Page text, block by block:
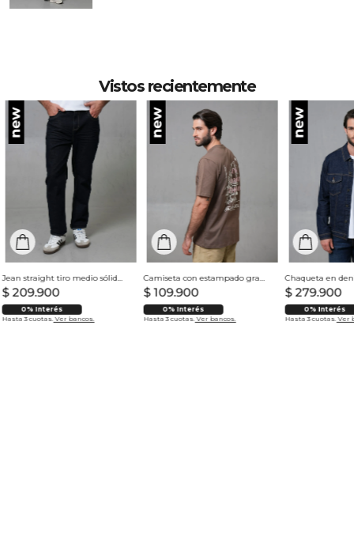
Vistos recientemente
Jean straight tiro medio sólido para hombre
$ 209.900
0% Interés
Hasta 3 cuotas. Ver bancos.
Camiseta con estampado grande en espalda para hombre
$ 109.900
0% Interés
Hasta 3 cuotas. Ver bancos.
$ 279.900
0% Interés
Hasta 3 cuotas. Ver